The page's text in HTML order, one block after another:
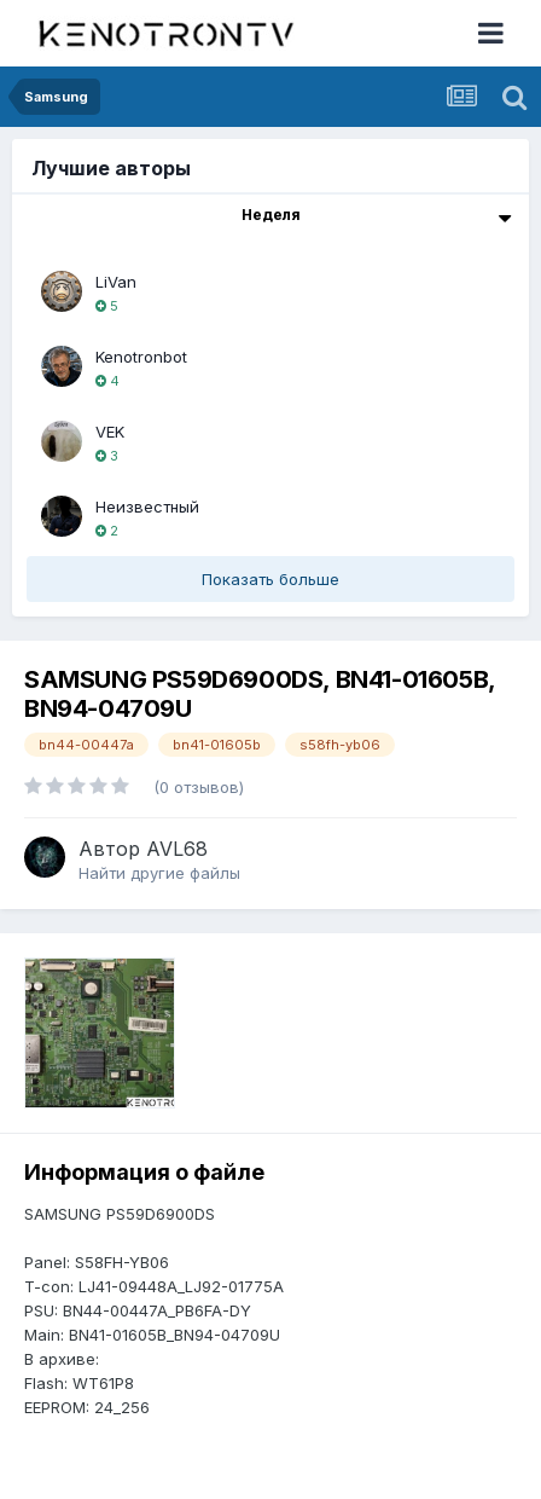
Samsung
Лучшие авторы
Неделя
LiVan
5
Kenotronbot
4
VEK
3
Неизвестный
2
Показать больше
SAMSUNG PS59D6900DS, BN41-01605B,
BN94-04709U
bn44-00447a bn41-01605b s58fh-yb06
(0 отзывов)
Автор AVL68
Найти другие файлы
Информация о файле
SAMSUNG PS59D6900DS
Panel: S58FH-YB06
T-con: LJ41-09448A_LJ92-01775A
PSU: BN44-00447A_PB6FA-DY
Main: BN41-01605B_BN94-04709U
В архиве:
Flash: WT61P8
EEPROM: 24_256